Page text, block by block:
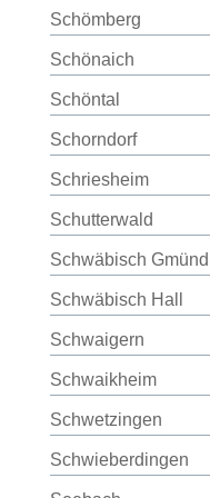
Schömberg
Schönaich
Schöntal
Schorndorf
Schriesheim
Schutterwald
Schwäbisch Gmünd
Schwäbisch Hall
Schwaigern
Schwaikheim
Schwetzingen
Schwieberdingen